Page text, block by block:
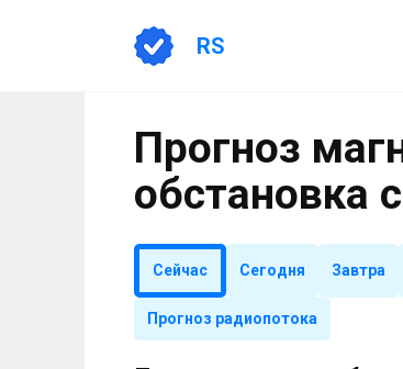
RS
Прогноз
обстановка
Сейчас Сегодня Завтра
Прогноз радиопотока